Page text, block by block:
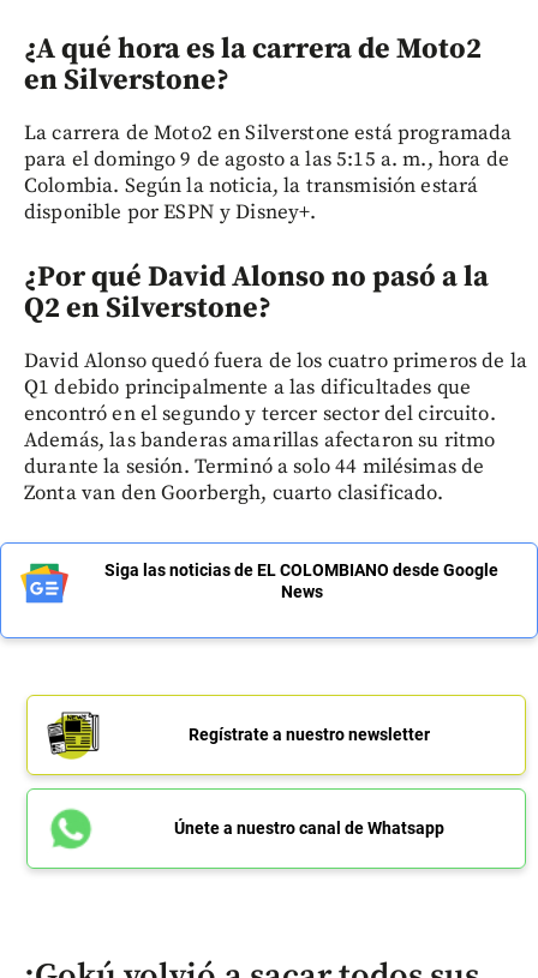
¿A qué hora es la carrera de Moto2
en Silverstone?
La carrera de Moto2 en Silverstone está programada
para el domingo 9 de agosto a las 5:15 a. m., hora de
Colombia. Según la noticia, la transmisión estará
disponible por ESPN y Disney+.
¿Por qué David Alonso no pasó a la
Q2 en Silverstone?
David Alonso quedó fuera de los cuatro primeros de la
Q1 debido principalmente a las dificultades que
encontró en el segundo y tercer sector del circuito.
Además, las banderas amarillas afectaron su ritmo
durante la sesión. Terminó a solo 44 milésimas de
Zonta van den Goorbergh, cuarto clasificado.
Siga las noticias de EL COLOMBIANO desde Google
News
Regístrate a nuestro newsletter
Únete a nuestro canal de Whatsapp